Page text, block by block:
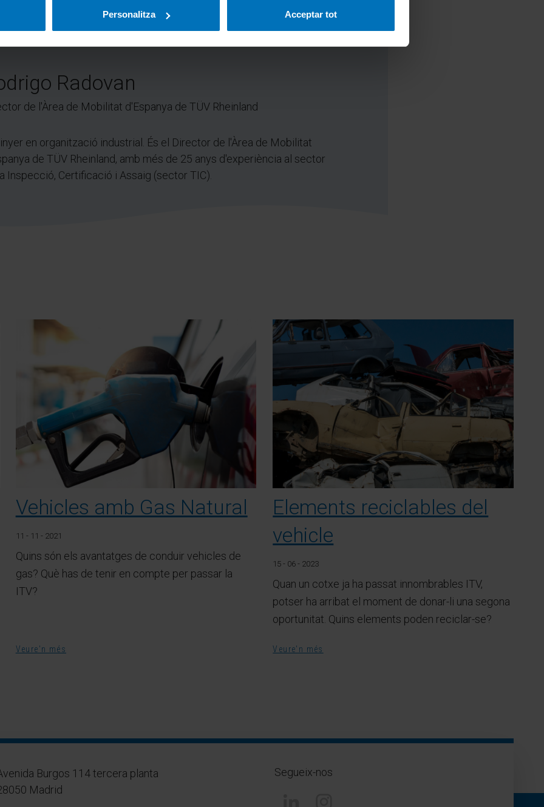
Personalitza Acceptar tot
Radovan
de l'Àrea de Mobilitat d'Espanya de TÜV Rheinland
en organització industrial. És el Director de l'Àrea de Mobilitat
de TÜV Rheinland, amb més de 25 anys d'experiència al sector
Inspecció, Certificació i Assaig (sector TIC).
Vehicles amb Gas Natural
11 - 11 - 2021
Quins són els avantatges de conduir vehicles de
gas? Què has de tenir en compte per passar la
ITV?
Veure'n més
Elements reciclables del
vehicle
15 - 06 - 2023
Quan un cotxe ja ha passat innombrables ITV,
potser ha arribat el moment de donar-li una segona
oportunitat. Quins elements poden reciclar-se?
Veure'n més
Burgos 114 tercera planta
Madrid
Segueix-nos